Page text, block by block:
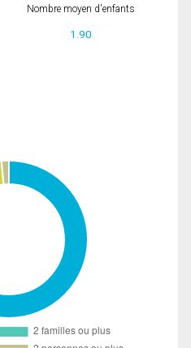
Nombre moyen d'enfants
1.90